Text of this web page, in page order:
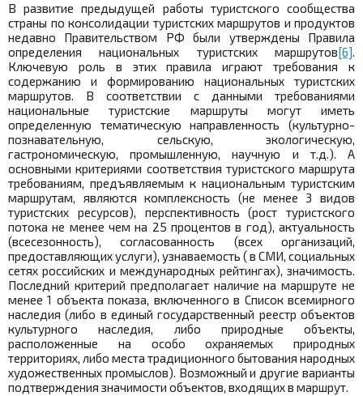
В развитие предыдущей работы туристского сообщества
страны по консолидации туристских маршрутов и продуктов
недавно Правительством РФ были утверждены Правила
определения национальных туристских маршрутов[6].
Ключевую роль в этих правила играют требования к
содержанию и формированию национальных туристских
маршрутов. В соответствии с данными требованиями
национальные туристские маршруты могут иметь
определенную тематическую направленность (культурно-
познавательную, сельскую, экологическую,
гастрономическую, промышленную, научную и т.д.). А
основными критериями соответствия туристского маршрута
требованиям, предъявляемым к национальным туристским
маршрутам, являются комплексность (не менее 3 видов
туристских ресурсов), перспективность (рост туристского
потока не менее чем на 25 процентов в год), актуальность
(всесезонность), согласованность (всех организаций,
предоставляющих услуги), узнаваемость ( в СМИ, социальных
сетях российских и международных рейтингах), значимость.
Последний критерий предполагает наличие на маршруте не
менее 1 объекта показа, включенного в Список всемирного
наследия (либо в единый государственный реестр объектов
культурного наследия, либо природные объекты,
расположенные на особо охраняемых природных
территориях, либо места традиционного бытования народных
художественных промыслов). Возможный и другие варианты
подтверждения значимости объектов, входящих в маршрут.